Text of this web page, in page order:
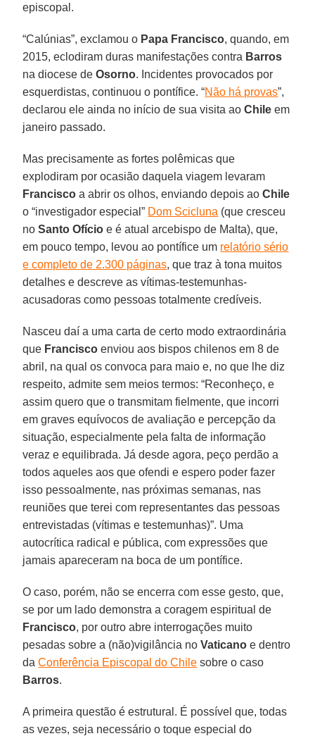
episcopal.
“Calúnias”, exclamou o Papa Francisco, quando, em
2015, eclodiram duras manifestações contra Barros
na diocese deOsorno. Incidentes provocados por
esquerdistas, continuou o pontífice. “Não há provas”,
declarou ele ainda no início de sua visita aoChile em
janeiro passado.
Mas precisamente as fortes polêmicas que
explodiram por ocasião daquela viagem levaram
Francisco a abrir os olhos, enviando depois aoChile
o “investigador especial” Dom Scicluna (que cresceu
noSanto Ofício e é atual arcebispo de Malta), que,
em pouco tempo, levou ao pontífice um relatório sério
e completo de 2.300 páginas, que traz à tona muitos
detalhes e descreve as vítimas-testemunhas-
acusadoras como pessoas totalmente credíveis.
Nasceu daí a uma carta de certo modo extraordinária
que Francisco enviou aos bispos chilenos em 8 de
abril, na qual os convoca para maio e, no que lhe diz
respeito, admite sem meios termos: “Reconheço, e
assim quero que o transmitam fielmente, que incorri
em graves equívocos de avaliação e percepção da
situação, especialmente pela falta de informação
veraz e equilibrada. Já desde agora, peço perdão a
todos aqueles aos que ofendi e espero poder fazer
isso pessoalmente, nas próximas semanas, nas
reuniões que terei com representantes das pessoas
entrevistadas (vítimas e testemunhas)”. Uma
autocrítica radical e pública, com expressões que
jamais apareceram na boca de um pontífice.
O caso, porém, não se encerra com esse gesto, que,
se por um lado demonstra a coragem espiritual de
Francisco, por outro abre interrogações muito
pesadas sobre a (não)vigilância noVaticano e dentro
daConferência Episcopal do Chile sobre o caso
Barros.
A primeira questão é estrutural. É possível que, todas
as vezes, seja necessário o toque especial do